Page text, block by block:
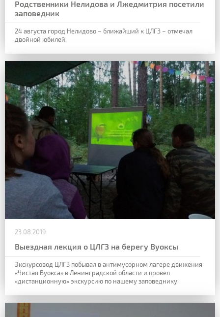
Родственники Нелидова и Лжедмитрия посетили
заповедник
24 августа город Нелидово – ближайший к ЦЛГЗ – отмечал
двойной юбилей.
23.08.2019
Выездная лекция о ЦЛГЗ на берегу Вуоксы
Экскурсовод ЦЛГЗ побывал в антимусорном лагере движения
«Чистая Вуокса» в Ленинградской области и провел
«дистанционную» экскурсию по нашему заповеднику.